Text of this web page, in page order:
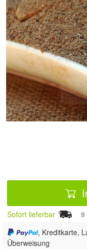
Sofort lieferbar 9
, Kreditkarte,
Überweisung